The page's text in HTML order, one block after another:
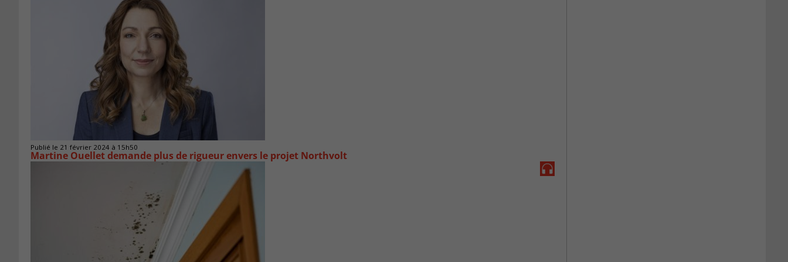
Publié le 21 février 2024 à 15h50
Martine Ouellet demande plus de rigueur envers le projet Northvolt